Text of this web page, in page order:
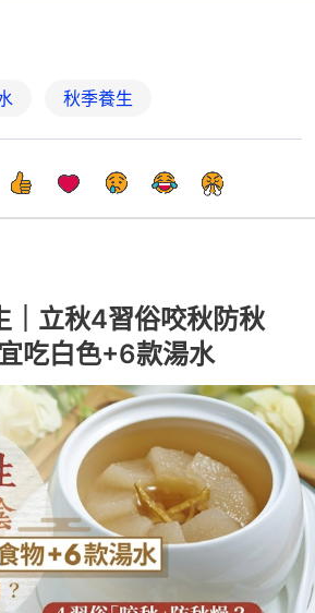
秋季養生
立秋4習俗咬秋防秋
吃白色+6款湯水